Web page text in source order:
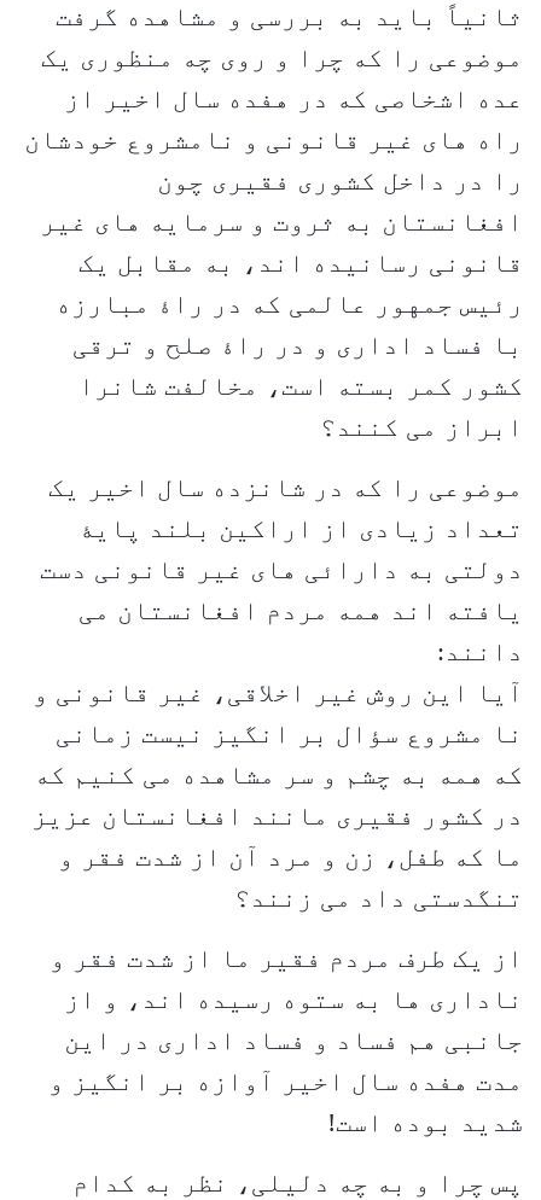
ثانیاً باید به بررسی و مشاهده گرفت
موضوعی را که چرا و روی چه منظوری یک
عده اشخاصی که در هفده سال اخیر از
راه های غیر قانونی و نامشروع خودشان
را در داخل کشوری فقیری چون
افغانستان به ثروت و سرمایه های غیر
قانونی رسانیده اند، به مقابل یک
رئیس جمهور عالمی که در راۀ مبارزه
با فساد اداری و در راۀ صلح و ترقی
کشور کمر بسته است، مخالفت شانرا
ابراز می کنند؟
موضوعی را که در شانزده سال اخیر یک
تعداد زیادی از اراکین بلند پایۀ
دولتی به دارائی های غیر قانونی دست
یافته اند همه مردم افغانستان می
دانند:
آیا این روش غیر اخلاقی، غیر قانونی و
نا مشروع سؤال بر انگیز نیست زمانی
که همه به چشم و سر مشاهده می کنیم که
در کشور فقیری مانند افغانستان عزیز
ما که طفل، زن و مرد آن از شدت فقر و
تنگدستی داد می زنند؟
از یک طرف مردم فقیر ما از شدت فقر و
ناداری ها به ستوه رسیده اند، و از
جانبی هم فساد و فساد اداری در این
مدت هفده سال اخیر آوازه بر انگیز و
شدید بوده است!
پس چرا و به چه دلیلی، نظر به کدام